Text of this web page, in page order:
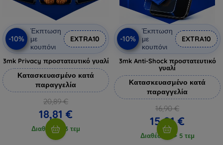
-10%
Έκπτωση
με
κουπόνι
EXTRA10
3mk Privacy προστατευτικό γυαλί
Κατασκευασμένο κατά
παραγγελία
20,89 €
18,81 €
Διαθέσιμο 3 τεμ
-10%
Έκπτωση
με
κουπόνι
EXTRA10
3mk Anti-Shock προστατευτικό
γυαλί
Κατασκευασμένο κατά
παραγγελία
16,90 €
15,21 €
Διαθέσιμο > 5 τεμ